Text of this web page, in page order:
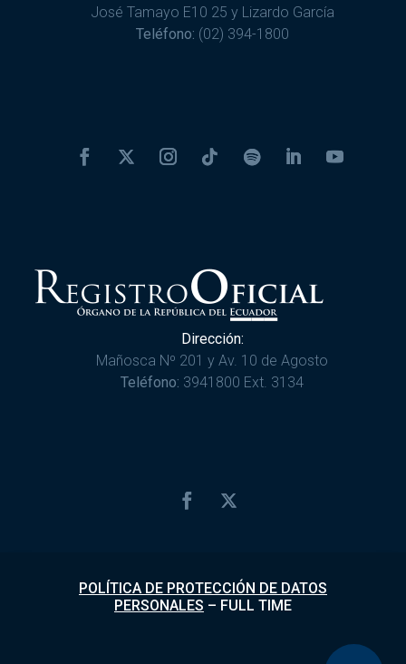
José Tamayo E10 25 y Lizardo García
Teléfono: (02) 394-1800
Dirección:
Mañosca Nº 201 y Av. 10 de Agosto
Teléfono: 3941800 Ext. 3134
POLÍTICA DE PROTECCIÓN DE DATOS
PERSONALES – FULL TIME